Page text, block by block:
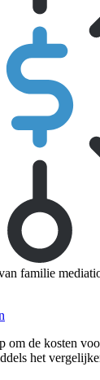
familie
om de kosten
het